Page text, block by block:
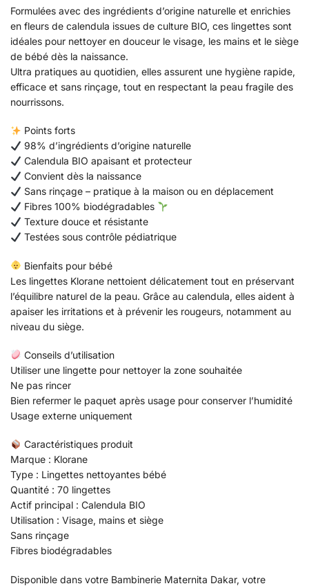
Formulées avec des ingrédients d’origine naturelle et enrichies
en fleurs de calendula issues de culture BIO, ces lingettes sont
idéales pour nettoyer en douceur le visage, les mains et le siège
de bébé dès la naissance.
Ultra pratiques au quotidien, elles assurent une hygiène rapide,
efficace et sans rinçage, tout en respectant la peau fragile des
nourrissons.
Points forts
98% d’ingrédients d’origine naturelle
Calendula BIO apaisant et protecteur
Convient dès la naissance
Sans rinçage – pratique à la maison ou en déplacement
Fibres 100% biodégradables
Texture douce et résistante
Testées sous contrôle pédiatrique
Bienfaits pour bébé
Les lingettes Klorane nettoient délicatement tout en préservant
l’équilibre naturel de la peau. Grâce au calendula, elles aident à
apaiser les irritations et à prévenir les rougeurs, notamment au
niveau du siège.
Conseils d’utilisation
Utiliser une lingette pour nettoyer la zone souhaitée
Ne pas rincer
Bien refermer le paquet après usage pour conserver l’humidité
Usage externe uniquement
Caractéristiques produit
Marque : Klorane
Type : Lingettes nettoyantes bébé
Quantité : 70 lingettes
Actif principal : Calendula BIO
Utilisation : Visage, mains et siège
Sans rinçage
Fibres biodégradables
Disponible dans votre Bambinerie Maternita Dakar, votre